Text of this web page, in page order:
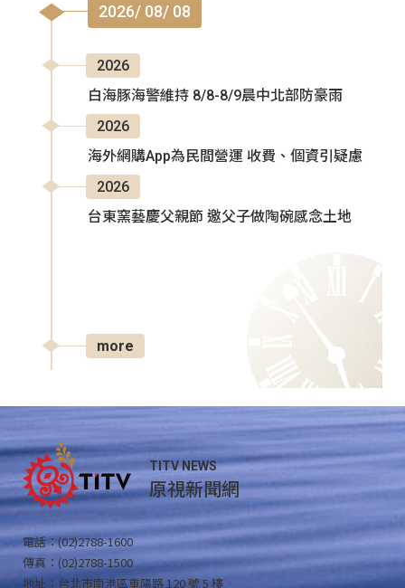
2026/ 08/ 08
2026
白海豚海警維持 8/8-8/9晨中北部防豪雨
2026
海外網購App為民間營運 收費、個資引疑慮
2026
台東窯藝慶父親節 邀父子做陶碗感念土地
more
TITV NEWS
原視新聞網
電話：(02)2788-1600
傳真：(02)2788-1500
地址：台北市南港區重陽路 120 號 5 樓